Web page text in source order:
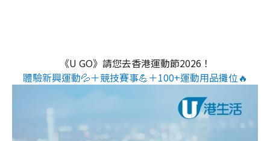
《U GO》請您去香港運動節2026！
體驗新興運動💦＋競技賽事💪＋100+運動用品攤位🔥